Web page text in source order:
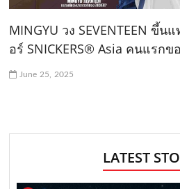
MINGYU วง SEVENTEEN ขึ้
อร์ SNICKERS® Asia คนแรกข
June 25, 2025
LATEST